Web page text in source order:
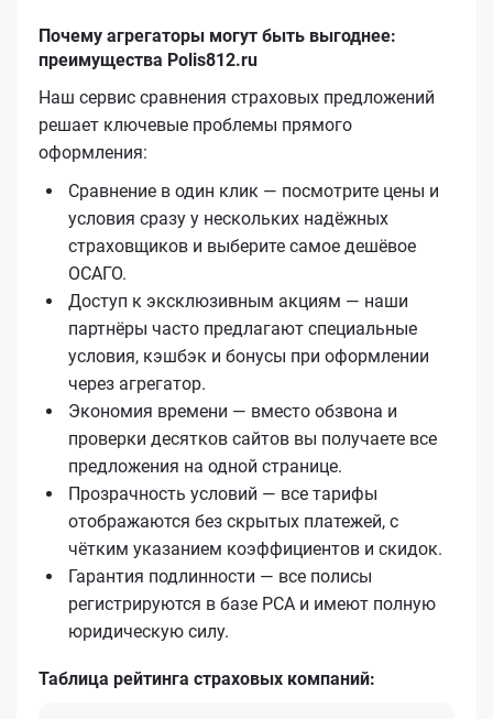
Почему агрегаторы могут быть выгоднее:
преимущества Polis812.ru
Наш сервис сравнения страховых предложений
решает ключевые проблемы прямого
оформления:
Сравнение в один клик — посмотрите цены и
условия сразу у нескольких надёжных
страховщиков и выберите самое дешёвое
ОСАГО.
Доступ к эксклюзивным акциям — наши
партнёры часто предлагают специальные
условия, кэшбэк и бонусы при оформлении
через агрегатор.
Экономия времени — вместо обзвона и
проверки десятков сайтов вы получаете все
предложения на одной странице.
Прозрачность условий — все тарифы
отображаются без скрытых платежей, с
чётким указанием коэффициентов и скидок.
Гарантия подлинности — все полисы
регистрируются в базе РСА и имеют полную
юридическую силу.
Таблица рейтинга страховых компаний: